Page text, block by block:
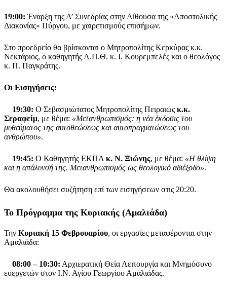
19:00: Έναρξη της Α’ Συνεδρίας στην Αίθουσα της «Αποστολικής
Διακονίας» Πύργου, με χαιρετισμούς επισήμων.
Στο προεδρείο θα βρίσκονται ο Μητροπολίτης Κερκύρας κ.κ.
Νεκτάριος, ο καθηγητής Α.Π.Θ. κ. Ι. Κουρεμπελές και ο θεολόγος
κ. Π. Παγκράτης.
Οι Εισηγήσεις:
19:30: Ο Σεβασμιώτατος Μητροπολίτης Πειραιώς κ.κ.
Σεραφείμ, με θέμα: «Μετανθρωπισμός: η νέα έκδοσις του
μυθεύματος της αυτοθεώσεως και αυτοπραγματώσεως του
ανθρώπου».
19:45: Ο Καθηγητής ΕΚΠΑ κ. Ν. Ξιώνης, με θέμα: «Η θλίψη
και η απάλυνσή της. Μετανθρωπισμός ως θεολογικό αδιέξοδο».
Θα ακολουθήσει συζήτηση επί των εισηγήσεων στις 20:20.
Το Πρόγραμμα της Κυριακής (Αμαλιάδα)
Την Κυριακή 15 Φεβρουαρίου, οι εργασίες μεταφέρονται στην
Αμαλιάδα:
08:00 – 10:30: Αρχιερατική Θεία Λειτουργία και Μνημόσυνο
ευεργετών στον Ι.Ν. Αγίου Γεωργίου Αμαλιάδας.